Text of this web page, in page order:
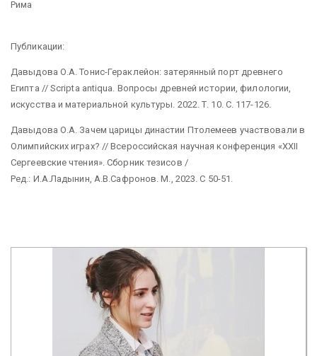
Рима
Публикации:
Давыдова О.А. Тонис-Гераклейон: затерянный порт древнего
Египта // Scripta antiqua. Вопросы древней истории, филологии,
искусства и материальной культуры. 2022. Т. 10. С. 117-126.
Давыдова О.А. Зачем царицы династии Птолемеев участвовали в
Олимпийских играх? // Всероссийская научная конференция «XXII
Сергеевские чтения». Сборник тезисов /
Ред.: И.А.Ладынин, А.В.Сафронов. М., 2023. С 50-51.